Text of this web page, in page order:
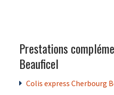
Prestations
Beauficel
Colis express Cherbourg